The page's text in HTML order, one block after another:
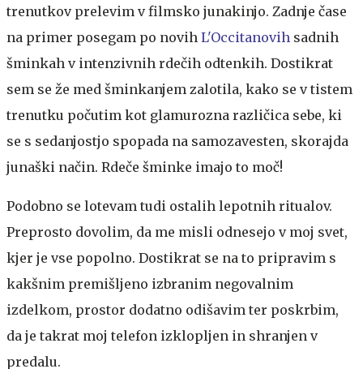
trenutkov prelevim v filmsko junakinjo. Zadnje čase
na primer posegam po novih L'Occitanovih sadnih
šminkah v intenzivnih rdečih odtenkih. Dostikrat
sem se že med šminkanjem zalotila, kako se v tistem
trenutku počutim kot glamurozna različica sebe, ki
se s sedanjostjo spopada na samozavesten, skorajda
junaški način. Rdeče šminke imajo to moč!
Podobno se lotevam tudi ostalih lepotnih ritualov.
Preprosto dovolim, da me misli odnesejo v moj svet,
kjer je vse popolno. Dostikrat se na to pripravim s
kakšnim premišljeno izbranim negovalnim
izdelkom, prostor dodatno odišavim ter poskrbim,
da je takrat moj telefon izklopljen in shranjen v
predalu.